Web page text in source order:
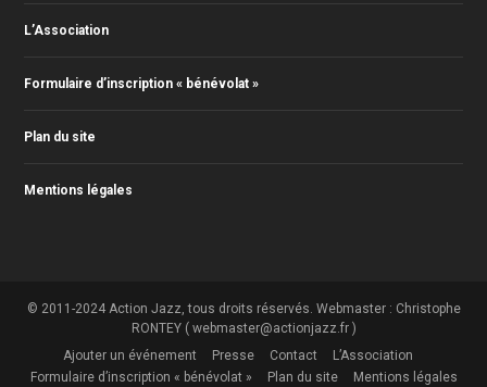
L’Association
Formulaire d’inscription « bénévolat »
Plan du site
Mentions légales
© 2011-2024 Action Jazz, tous droits réservés. Webmaster : Christophe
RONTEY ( webmaster@actionjazz.fr )
Ajouter un événement
Presse Contact
L’Association
Formulaire d’inscription « bénévolat »
Plan du site Mentions légales